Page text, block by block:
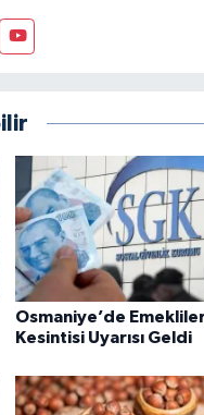
Osmaniye’de
Kesintisi Uyarısı Geldi